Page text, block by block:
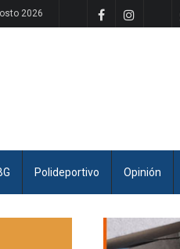
2026
Polideportivo Opinión